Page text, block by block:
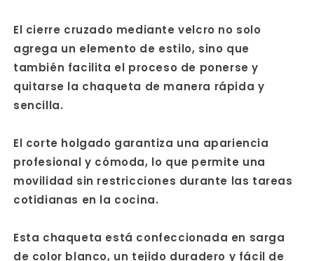
El cierre cruzado mediante velcro no solo
agrega un elemento de estilo, sino que
también facilita el proceso de ponerse y
quitarse la chaqueta de manera rápida y
sencilla.
El corte holgado garantiza una apariencia
profesional y cómoda, lo que permite una
movilidad sin restricciones durante las tareas
cotidianas en la cocina.
Esta chaqueta está confeccionada en sarga
de color blanco, un tejido duradero y fácil de